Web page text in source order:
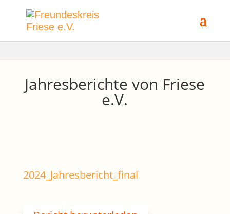
Jahresberichte von Friese
e.V.
2024_Jahresbericht_final